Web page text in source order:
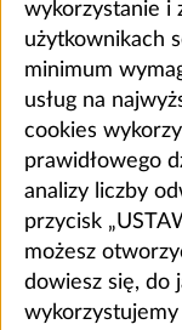
wykorzystanie i
użytkownikach
minimum
usług na
cookies
prawidłowego
analizy liczby
przycisk
możesz
dowiesz się, do